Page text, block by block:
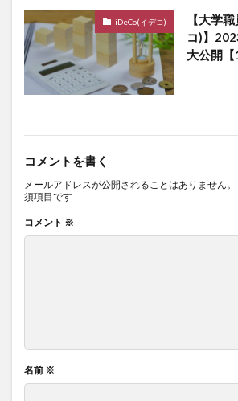
iDeCo(イデコ)
【大学
コ)】
大公開【
コメントを書く
メールアドレスが公開されることはありません。
須項目です
コメント ※
名前 ※